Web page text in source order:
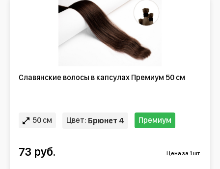
Славянские волосы в капсулах Премиум 50 см
50 см Цвет: Брюнет 4 Премиум
73 руб. Цена за 1 шт.